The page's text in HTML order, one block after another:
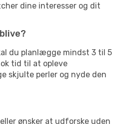
dine interesser og dit
du planlægge mindst 3 til 5
tid til at opleve
skjulte perler og nyde den
ønsker at udforske uden